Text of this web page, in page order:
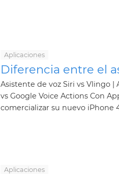
Aplicaciones
Diferencia entre el
Asistente de voz Siri vs Vlingo |
vs Google Voice Actions Con
comercializar su nuevo iPhone
Aplicaciones